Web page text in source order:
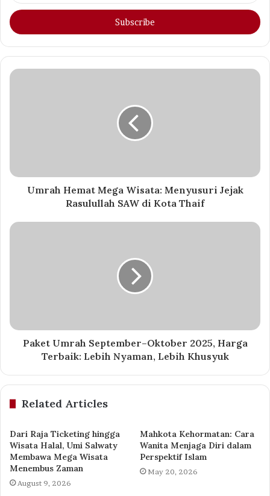
Email
address
Umrah Hemat Mega Wisata: Menyusuri Jejak
Rasulullah SAW di Kota Thaif
Paket Umrah September–Oktober 2025, Harga
Terbaik: Lebih Nyaman, Lebih Khusyuk
Related Articles
Dari Raja Ticketing hingga
Wisata Halal, Umi Salwaty
Membawa Mega Wisata
Menembus Zaman
August 9, 2026
Mahkota Kehormatan: Cara
Wanita Menjaga Diri dalam
Perspektif Islam
May 20, 2026